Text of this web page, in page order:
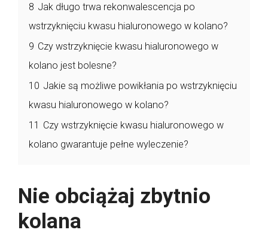
8 Jak długo trwa rekonwalescencja po
wstrzyknięciu kwasu hialuronowego w kolano?
9 Czy wstrzyknięcie kwasu hialuronowego w
kolano jest bolesne?
10 Jakie są możliwe powikłania po wstrzyknięciu
kwasu hialuronowego w kolano?
11 Czy wstrzyknięcie kwasu hialuronowego w
kolano gwarantuje pełne wyleczenie?
Nie obciążaj zbytnio
kolana